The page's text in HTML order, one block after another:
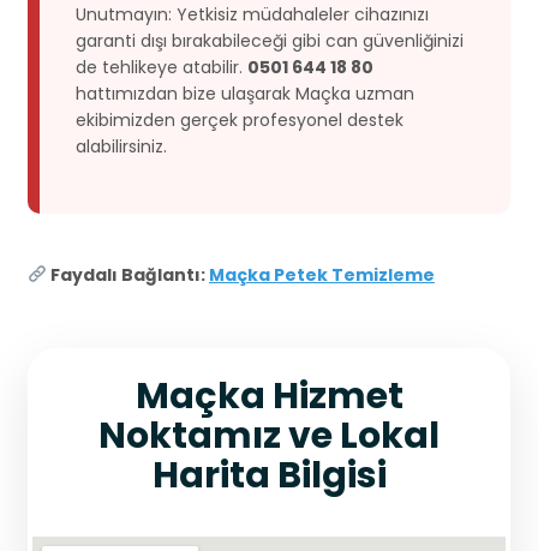
Unutmayın: Yetkisiz müdahaleler cihazınızı
garanti dışı bırakabileceği gibi can güvenliğinizi
de tehlikeye atabilir. 0501 644 18 80
hattımızdan bize ulaşarak Maçka uzman
ekibimizden gerçek profesyonel destek
alabilirsiniz.
Faydalı Bağlantı: Maçka Petek Temizleme
Maçka Hizmet
Noktamız ve Lokal
Harita Bilgisi